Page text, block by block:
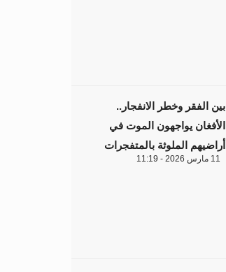
بين الفقر وخطر الانفجار..
الأفغان يواجهون الموت في
أراضيهم الملوثة بالمتفجرات
11 مارس 2026 - 11:19